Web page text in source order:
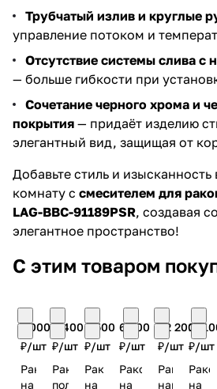
Трубчатый излив и круглые
управление потоком и
Отсутствие системы слива с
— больше гибкости при
Сочетание черного хрома и
покрытия — придаёт изделию
элегантный вид, защищая от
Добавьте стиль и
комнату с смесителем для
LAG-BBC-91189PSR, создавая
элегантное пространство!
С этим товаром
7 000
₽/шт
Раковина
на
6 400
₽/шт
Раковина
полувстраиваемая
6 500
₽/шт
Раковина
на
6 200
₽/шт
Раковина
на
42 200
₽/шт
Раковина
напольная
17
₽/шт
на